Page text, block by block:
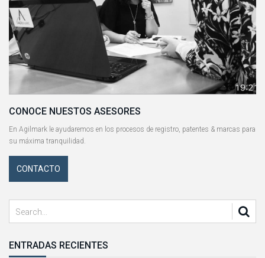
CONOCE NUESTOS ASESORES
En Agilmark le ayudaremos en los procesos de registro, patentes & marcas para
su máxima tranquilidad.
CONTACTO
ENTRADAS RECIENTES